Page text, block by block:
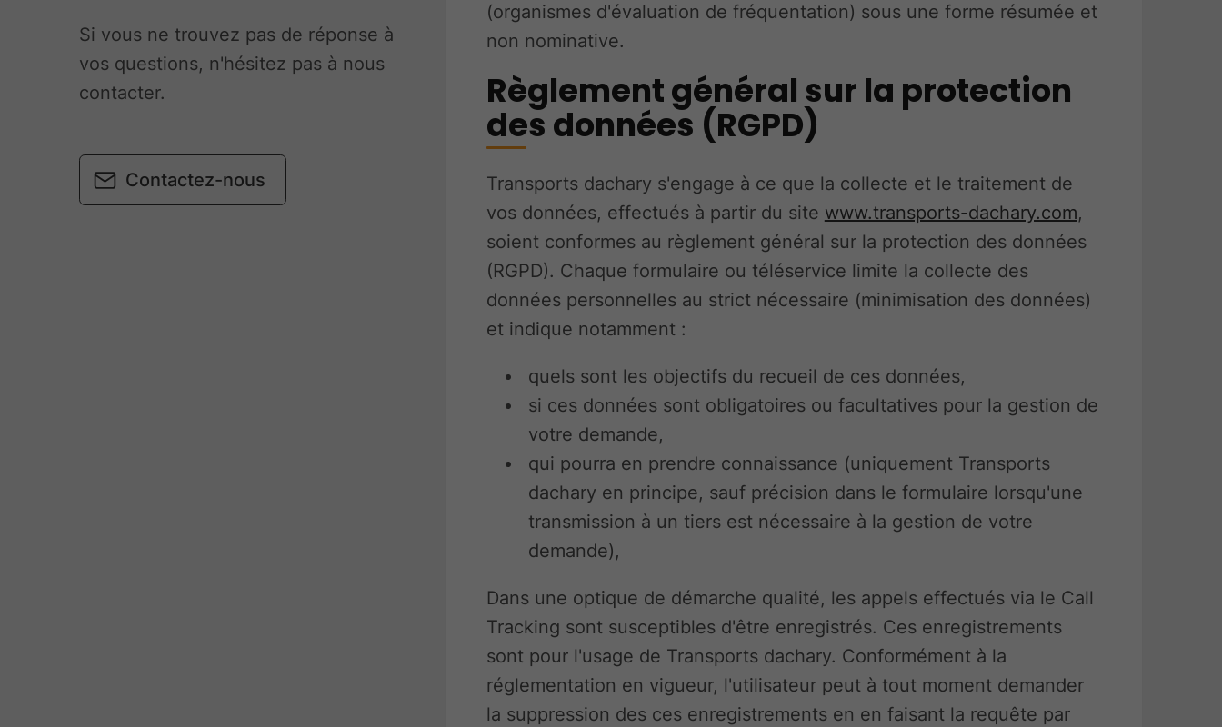
Si vous ne trouvez pas de réponse à
vos questions, n'hésitez pas à nous
contacter.
Contactez-nous
(organismes d'évaluation de fréquentation) sous une forme résumée et
non nominative.
Règlement général sur la protection
des données (RGPD)
Transports dachary s'engage à ce que la collecte et le traitement de
vos données, effectués à partir du site www.transports-dachary.com,
soient conformes au règlement général sur la protection des données
(RGPD). Chaque formulaire ou téléservice limite la collecte des
données personnelles au strict nécessaire (minimisation des données)
et indique notamment :
quels sont les objectifs du recueil de ces données,
si ces données sont obligatoires ou facultatives pour la gestion de
votre demande,
qui pourra en prendre connaissance (uniquement Transports
dachary en principe, sauf précision dans le formulaire lorsqu'une
transmission à un tiers est nécessaire à la gestion de votre
demande),
Dans une optique de démarche qualité, les appels effectués via le Call
Tracking sont susceptibles d'être enregistrés. Ces enregistrements
sont pour l'usage de Transports dachary. Conformément à la
réglementation en vigueur, l'utilisateur peut à tout moment demander
la suppression des ces enregistrements en en faisant la requête par